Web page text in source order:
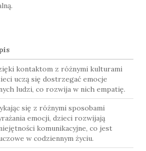
kontaktom z różnymi kulturami
uczą się dostrzegać emocje
ludzi, co rozwija w nich empatię.
się z różnymi sposobami
emocji, dzieci rozwijają
komunikacyjne, co jest
w codziennym życiu.